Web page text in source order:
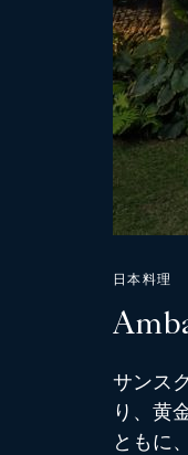
日本料理
サンス
り、黄
ともに